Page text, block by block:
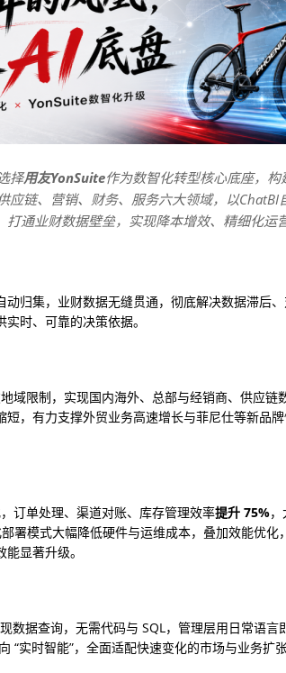
择用友YonSuite作为数智化转型核心底座，构
应链、营销、财务、服务六大领域，以
打通业财数据壁垒，实现降本增效、精细化运
动归集，业财数据无缝贯通，彻底解决数据滞后
时、可靠的决策依据。
域限制，实现国内海外、总部与经销商、供应链
短，有力支撑外贸业务高速增长与菲尼仕等新品
订单处理、渠道对账、库存管理效率提升 75%
署模式大幅降低硬件与运维成本，叠加效能优化
显著升级。
数据查询，无需代码与 SQL，管理层用日常语
“实时智能”，全面适配快速变化的市场与业务扩张